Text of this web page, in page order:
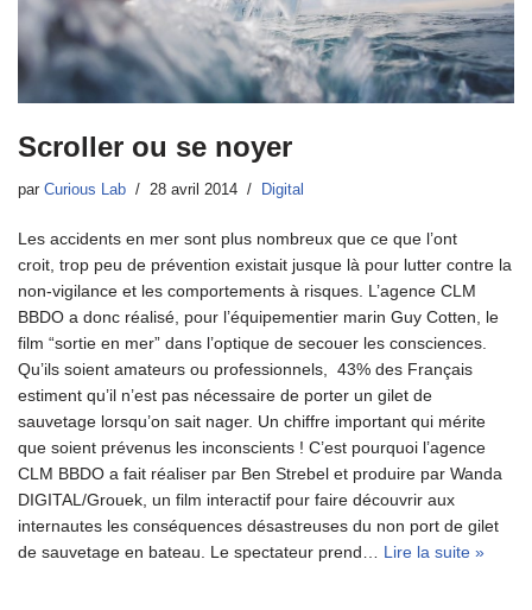
Scroller ou se noyer
par Curious Lab 28 avril 2014 Digital
Les accidents en mer sont plus nombreux que ce que l’ont
croit, trop peu de prévention existait jusque là pour lutter contre la
non-vigilance et les comportements à risques. L’agence CLM
BBDO a donc réalisé, pour l’équipementier marin Guy Cotten, le
film “sortie en mer” dans l’optique de secouer les consciences.
Qu’ils soient amateurs ou professionnels, 43% des Français
estiment qu’il n’est pas nécessaire de porter un gilet de
sauvetage lorsqu’on sait nager. Un chiffre important qui mérite
que soient prévenus les inconscients ! C’est pourquoi l’agence
CLM BBDO a fait réaliser par Ben Strebel et produire par Wanda
DIGITAL/Grouek, un film interactif pour faire découvrir aux
internautes les conséquences désastreuses du non port de gilet
de sauvetage en bateau. Le spectateur prend… Lire la suite »